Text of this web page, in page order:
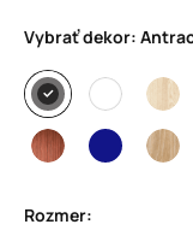
Vybrať dekor:
Rozmer: